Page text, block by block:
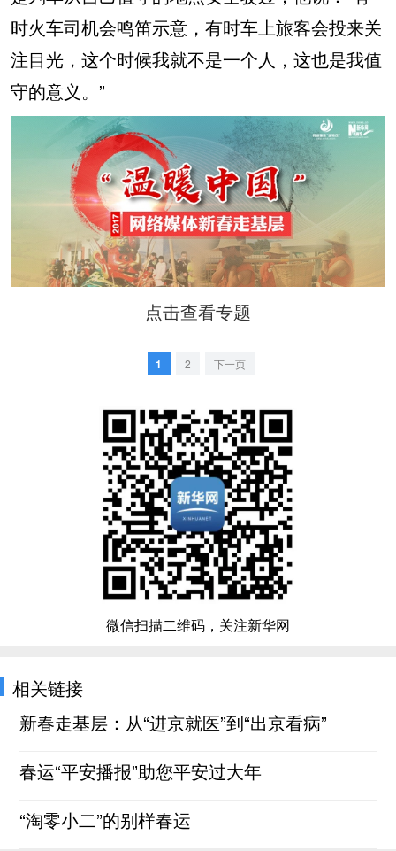
时火车司机会鸣笛示意，有时车上旅客会投来关
注目光，这个时候我就不是一个人，这也是我值
守的意义。”
点击查看专题
1 2 下一页
微信扫描二维码，关注新华网
相关链接
新春走基层：从“进京就医”到“出京看病”
春运“平安播报”助您平安过大年
“淘零小二”的别样春运